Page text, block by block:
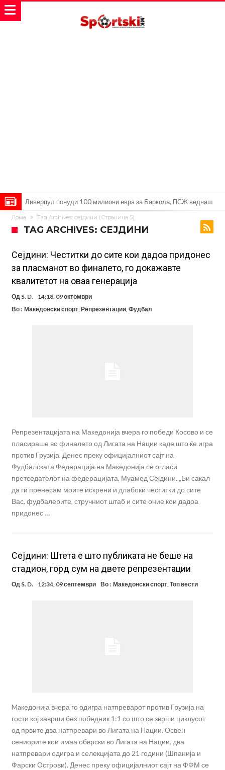
Јувентус се насочил кон напаѓач на Манчестер Јунајтед
Модриќ откри што го натерало да остане во Милан
Стотици навивачи го пречекаа Салах во Истанбул
Арсенал и Њукасл веќе се договорија, Гимарејш заминува
АРСЕНАЛ ГО ЛАДИ ШАМПАЊОТ: Винисиус на праг на Лондон!
Познат е следниот клуб на Душан Влаховиќ!
Дома Tag Archives: сејдини (Страница 5)
TAG ARCHIVES: СЕЈДИНИ
Сејдини: Честитки до сите кои дадоа придонес
за пласманот во финалето, го докажавте
квалитетот на оваа генерација
Од S. D.
14:18, 09 октомври
Во : Македонски спорт, Репрезентации, Фудбал
Репрезентацијата на Македонија вчера го победи Косово и се
пласираше во финалето од Лигата на Нации каде што ќе игра
против Грузија. Денес преку официјалниот сајт на
Фудбалската Федерација на Македонија се огласи
претседателот на федерацијата, Муамед Сејдини. „Би сакал
да ги пренесам моите искрени и длабоки честитки до сите
Вас, фудбалерите, стручниот штаб и сите оние кои дадоа
придонес …
Сејдини: Штета е што публиката не беше на
стадион, горд сум на двете репрезентации
Од S. D. 12:34, 09 септември Во : Македонски спорт,Топ вести
Maкедонија вчера го одигра натпреварот против Грузија на
гости кој заврши без победник 1:1 со што се зврши циклусот
од првите два натпревари во Лигата на Нации. Освен
сениорите кои имаа обврски во Лигата на Нации, два
натпревари одигра и селекцијата до 21 години (Шпанија и
Фарски Острови). Денес преку официјалниот сајт на ФФМ се